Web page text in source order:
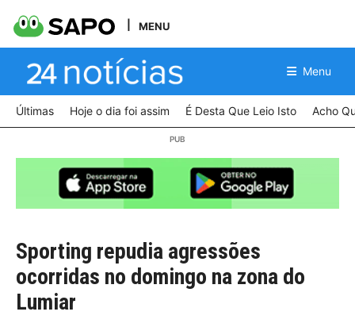
MENU
Menu
Últimas Hoje o dia foi assim É Desta Que Leio Isto Acho
Sporting repudia agressões
ocorridas no domingo na zona do
Lumiar